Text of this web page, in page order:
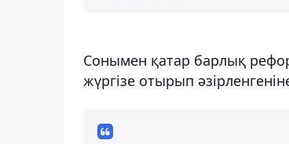
Сонымен қатар барлық
жүргізе отырып